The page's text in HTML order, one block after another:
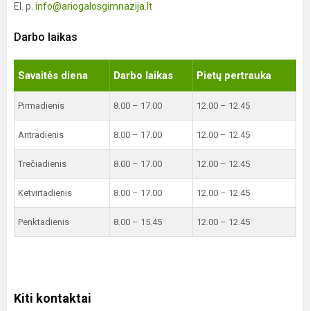
El. p. info@ariogalosgimnazija.lt
Darbo laikas
Savaitės diena Darbo laikas Pietų pertrauka
Pirmadienis 8.00 – 17.00 12.00 – 12.45
Antradienis 8.00 – 17.00 12.00 – 12.45
Trečiadienis 8.00 – 17.00 12.00 – 12.45
Ketvirtadienis 8.00 – 17.00 12.00 – 12.45
Penktadienis 8.00 – 15.45 12.00 – 12.45
Kiti kontaktai